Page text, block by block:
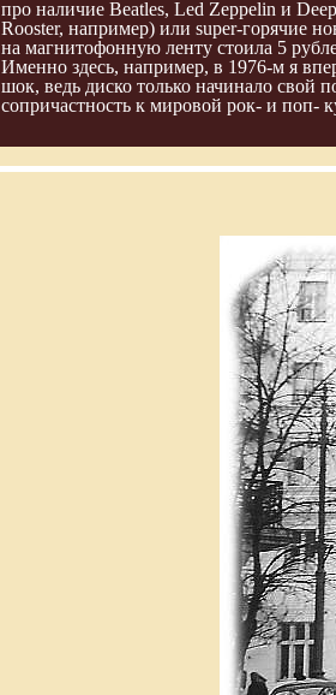
про наличие Beatles, Led Zeppelin и
Rooster, например) или super-горячие
на магнитофонную ленту стоила 5
Именно здесь, например, в 1976-м я
шок, ведь диско только начинало свой
сопричастность к мировой рок- и поп-